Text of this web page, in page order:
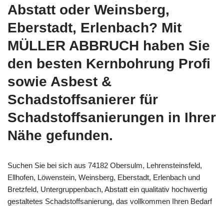
Abstatt oder Weinsberg,
Eberstadt, Erlenbach? Mit
MÜLLER ABBRUCH haben Sie
den besten Kernbohrung Profi
sowie Asbest &
Schadstoffsanierer für
Schadstoffsanierungen in Ihrer
Nähe gefunden.
Suchen Sie bei sich aus 74182 Obersulm, Lehrensteinsfeld,
Ellhofen, Löwenstein, Weinsberg, Eberstadt, Erlenbach und
Bretzfeld, Untergruppenbach, Abstatt ein qualitativ hochwertig
gestaltetes Schadstoffsanierung, das vollkommen Ihren Bedarf